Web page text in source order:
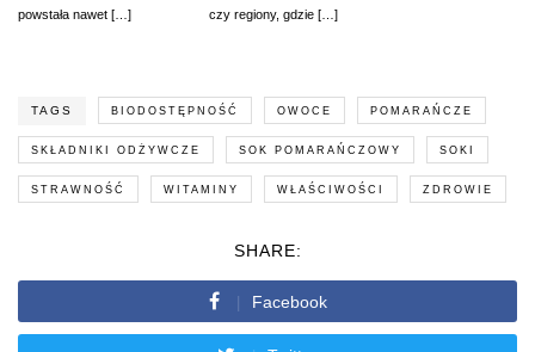
powstała nawet […]
czy regiony, gdzie […]
TAGS BIODOSTĘPNOŚĆ OWOCE POMARAŃCZE
SKŁADNIKI ODŻYWCZE SOK POMARAŃCZOWY SOKI
STRAWNOŚĆ WITAMINY WŁAŚCIWOŚCI ZDROWIE
SHARE:
Facebook